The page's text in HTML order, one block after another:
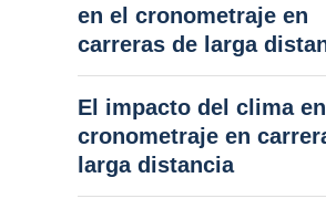
en el cronometraje en
carreras de larga
El impacto del clima en
cronometraje en
larga distancia